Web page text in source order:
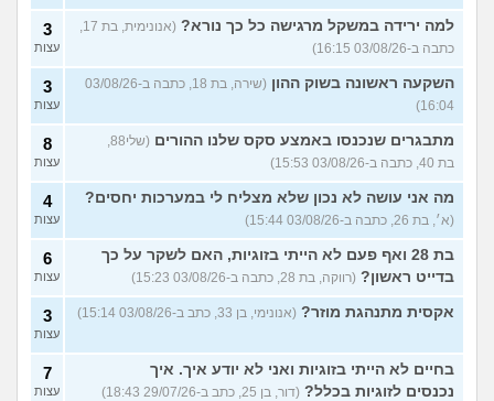
למה ירידה במשקל מרגישה כל כך נורא?
כתבה ב-03/08/26 16:15)
3
עצות
השקעה ראשונה בשוק ההון
(שירה, בת 18, כתבה ב-03/08/26
16:04)
3
עצות
מתבגרים שנכנסו באמצע סקס שלנו ההורים
בת 40, כתבה ב-03/08/26 15:53)
8
עצות
מה אני עושה לא נכון שלא מצליח לי במערכות יחסים?
(א׳, בת 26, כתבה ב-03/08/26 15:44)
4
עצות
בת 28 ואף פעם לא הייתי בזוגיות, האם לשקר על כך
בדייט ראשון? (רווקה, בת 28, כתבה ב-03/08/26 15:23)
6
עצות
אקסית מתנהגת מוזר? (אנונימי, בן 33, כתב ב-03/08/26 15:14) 3
עצות
בחיים לא הייתי בזוגיות ואני לא יודע איך. איך
נכנסים לזוגיות בכלל? (דור, בן 25, כתב ב-29/07/26 18:43)
7
עצות